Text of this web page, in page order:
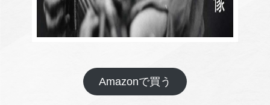
Amazonで買う